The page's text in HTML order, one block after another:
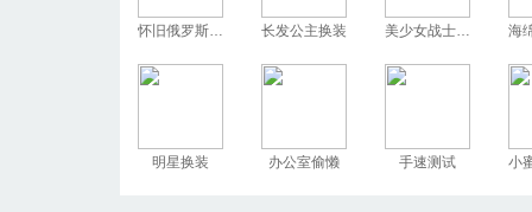
怀旧俄罗斯方块 长发公主换装 美少女战士换装
明星换装 办公室偷懒 手速测试